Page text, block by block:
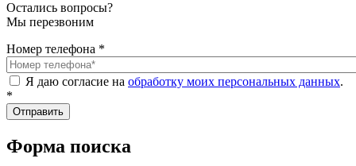
Остались вопросы?
Мы перезвоним
Номер телефона *
Я даю согласие на обработку моих персональных данных.
*
Форма поиска